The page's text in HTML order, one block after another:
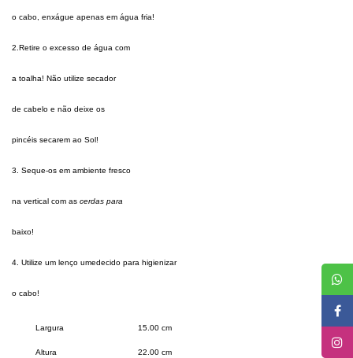
o cabo, enxágue apenas em água fria!
2.Retire o excesso de água com
a toalha! Não utilize secador
de cabelo e não deixe os
pincéis secarem ao Sol!
3. Seque-os em ambiente fresco
na vertical com as cerdas para
baixo!
4. Utilize um lenço umedecido para higienizar
o cabo!
Largura 15.00 cm
Altura 22.00 cm